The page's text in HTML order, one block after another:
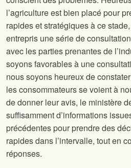
l’agriculture est bien placé pour
rapides et stratégiques à ce
entrepris une série de
avec les parties prenantes de
soyons favorables à une
nous soyons heureux de
les consommateurs se voient à
de donner leur avis, le ministère
suffisamment d’informations
précédentes pour prendre des
rapides dans l’intervalle, tout en
réponses.